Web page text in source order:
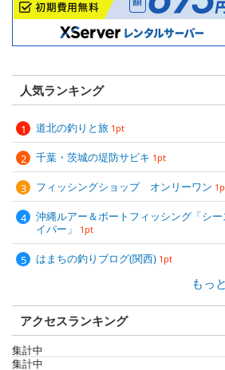
人気ランキング
道北の釣りと旅 1pt
千葉・茨城の堤防サビキ 1pt
フィッシングショップ オンリーワン
沖縄ルアー＆ボートフィッシング「シー
イパー」
1pt
はまちの釣りブログ(関西) 1pt
もっ
アクセスランキング
集計中
集計中